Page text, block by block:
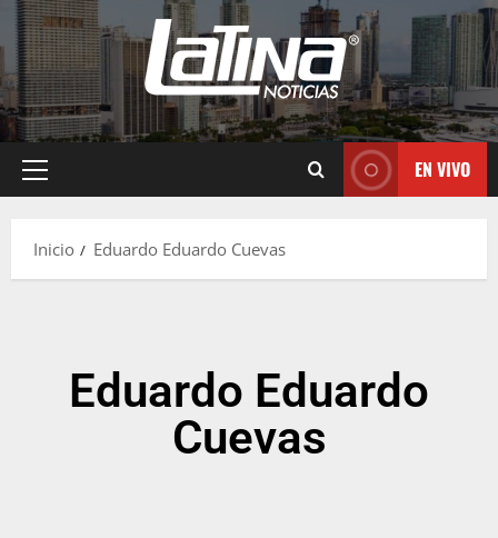
EN VIVO
Inicio Eduardo Eduardo Cuevas
Eduardo Eduardo
Cuevas